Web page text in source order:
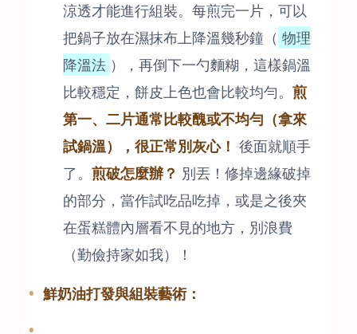
涼透才能進行組裝。每煎完一片，可以
把鍋子放在濕抹布上降溫幾秒鐘（ 物理
降溫法 ），再倒下一勺麵糊，這樣鍋溫
比較穩定，餅皮上色也會比較均勻。 煎
第一、二片通常比較醜或不均勻（拿來
試鍋溫），很正常別灰心！ 後面就順手
了。 煎破怎麼辦？ 別丟！修掉邊緣破掉
的部分，當作試吃品吃掉，或是之後夾
在蛋糕體內層看不見的地方，別浪費
（勤儉持家如我）！
鮮奶油打發與組裝藝術：